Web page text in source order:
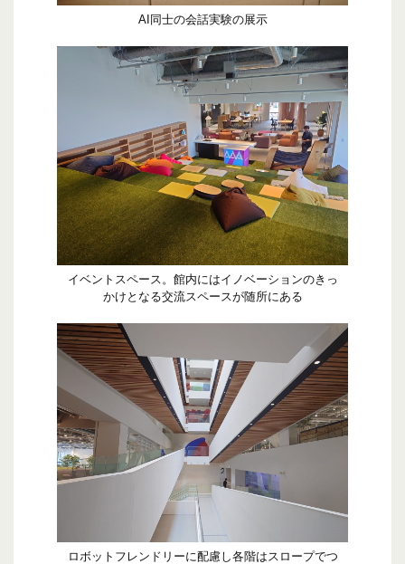
AI同士の会話実験の展示
イベントスペース。館内にはイノベーションのきっ
かけとなる交流スペースが随所にある
ロボットフレンドリーに配慮し各階はスロープでつ